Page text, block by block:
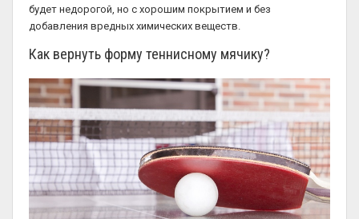
будет недорогой, но с хорошим покрытием и без
добавления вредных химических веществ.
Как вернуть форму теннисному мячику?